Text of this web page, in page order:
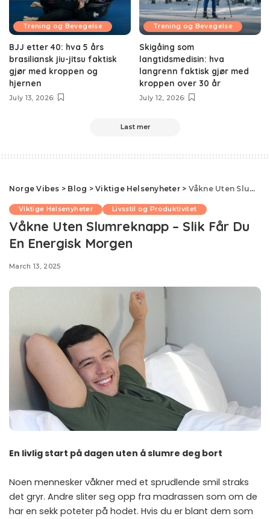
Trening og Bevegelse
BJJ etter 40: hva 5 års
brasiliansk jiu-jitsu faktisk
gjør med kroppen og
hjernen
July 13, 2026
Trening og Bevegelse
Skigåing som
langtidsmedisin: hva
langrenn faktisk gjør med
kroppen over 30 år
July 12, 2026
Last mer
Norge Vibes > Blog >Viktige Helsenyheter> Våkne Uten Slumreknapp – Slik Får Du En Energisk Morgen
Viktige Helsenyheter Livsstil og Produktivitet
Våkne Uten Slumreknapp – Slik Får Du
En Energisk Morgen
March 13, 2025
En livlig start på dagen uten å slumre deg bort
Noen mennesker våkner med et sprudlende smil straks
det gryr. Andre sliter seg opp fra madrassen som om de
har en sekk poteter på hodet. Hvis du er blant dem som